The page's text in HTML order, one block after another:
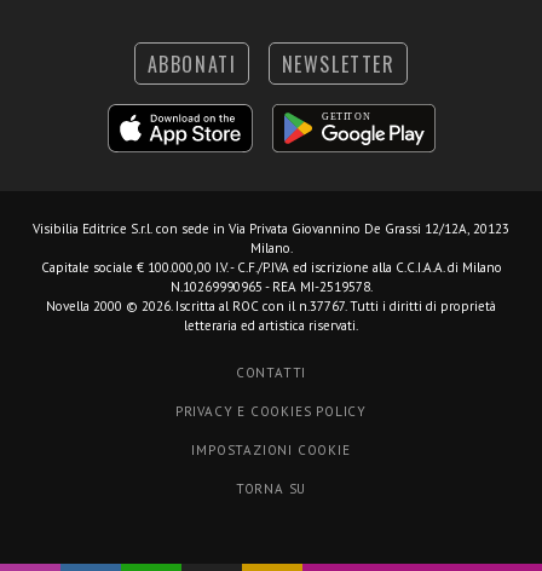
ABBONATI NEWSLETTER
Visibilia Editrice S.r.l. con sede in Via Privata Giovannino De Grassi 12/12A, 20123
Milano.
Capitale sociale € 100.000,00 I.V. - C.F./P.IVA ed iscrizione alla C.C.I.A.A. di Milano
N.10269990965 - REA MI-2519578.
Novella 2000 © 2026. Iscritta al ROC con il n.37767. Tutti i diritti di proprietà
letteraria ed artistica riservati.
CONTATTI
PRIVACY E COOKIES POLICY
IMPOSTAZIONI COOKIE
TORNA SU